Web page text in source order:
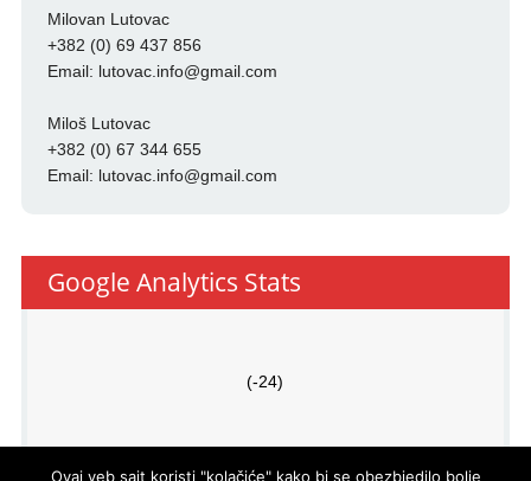
Milovan Lutovac
+382 (0) 69 437 856
Email: lutovac.info@gmail.com
Miloš Lutovac
+382 (0) 67 344 655
Email: lutovac.info@gmail.com
Google Analytics Stats
(-24)
Ovaj veb sajt koristi "kolačiće" kako bi se obezbjedilo bolje